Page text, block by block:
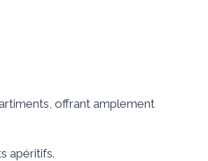
offrant amplement
apéritifs.